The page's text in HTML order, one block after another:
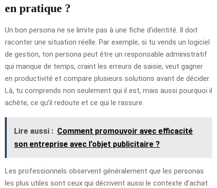
en pratique ?
Un bon persona ne se limite pas à une fiche d’identité. Il doit
raconter une situation réelle. Par exemple, si tu vends un logiciel
de gestion, ton persona peut être un responsable administratif
qui manque de temps, craint les erreurs de saisie, veut gagner
en productivité et compare plusieurs solutions avant de décider.
Là, tu comprends non seulement qui il est, mais aussi pourquoi il
achète, ce qu’il redoute et ce qui le rassure.
Lire aussi : Comment promouvoir avec efficacité
son entreprise avec l’objet publicitaire ?
Les professionnels observent généralement que les personas
les plus utiles sont ceux qui décrivent aussi le contexte d’achat :